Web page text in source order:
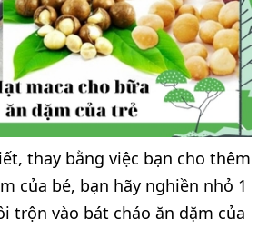
thay bằng việc bạn cho thêm
của bé, bạn hãy nghiền nhỏ 1
trộn vào bát cháo ăn dặm của